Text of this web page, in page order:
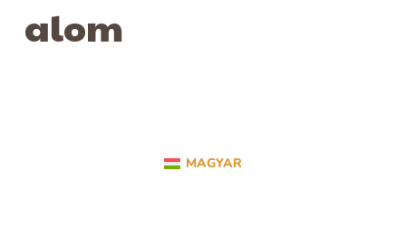
alom
MAGYAR